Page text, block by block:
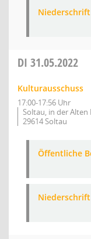
DI 31.05.2022
Kulturausschuss
17:00-17:56 Uhr
Soltau, in der Alten
29614 Soltau
Öffentliche